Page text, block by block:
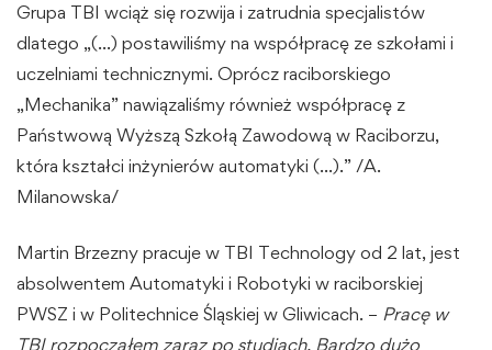
Grupa TBI wciąż się rozwija i zatrudnia specjalistów
dlatego „(…) postawiliśmy na współpracę ze szkołami i
uczelniami technicznymi. Oprócz raciborskiego
„Mechanika” nawiązaliśmy również współpracę z
Państwową Wyższą Szkołą Zawodową w Raciborzu,
która kształci inżynierów automatyki (…).” /A.
Milanowska/
Martin Brzezny pracuje w TBI Technology od 2 lat, jest
absolwentem Automatyki i Robotyki w raciborskiej
PWSZ i w Politechnice Śląskiej w Gliwicach. – Pracę w
TBI rozpocząłem zaraz po studiach. Bardzo dużo